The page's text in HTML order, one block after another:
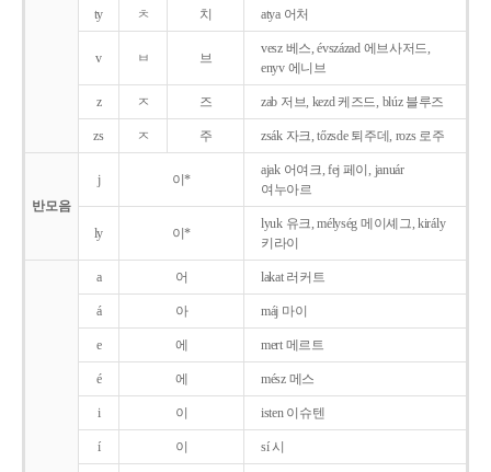
ty ㅊ 치 atya 어처
v ㅂ 브
vesz 베스, évszázad 에브사저드,
enyv 에니브
z ㅈ 즈 zab 저브, kezd 케즈드, blúz 블루즈
zs ㅈ 주 zsák 자크, tőzsde 퇴주데, rozs 로주
반모음
j 이*
ajak 어여크, fej 페이, január
여누아르
ly 이*
lyuk 유크, mélység 메이셰그, király
키라이
a 어 lakat 러커트
á 아 máj 마이
e 에 mert 메르트
é 에 mész 메스
i 이 isten 이슈텐
í 이 sí 시